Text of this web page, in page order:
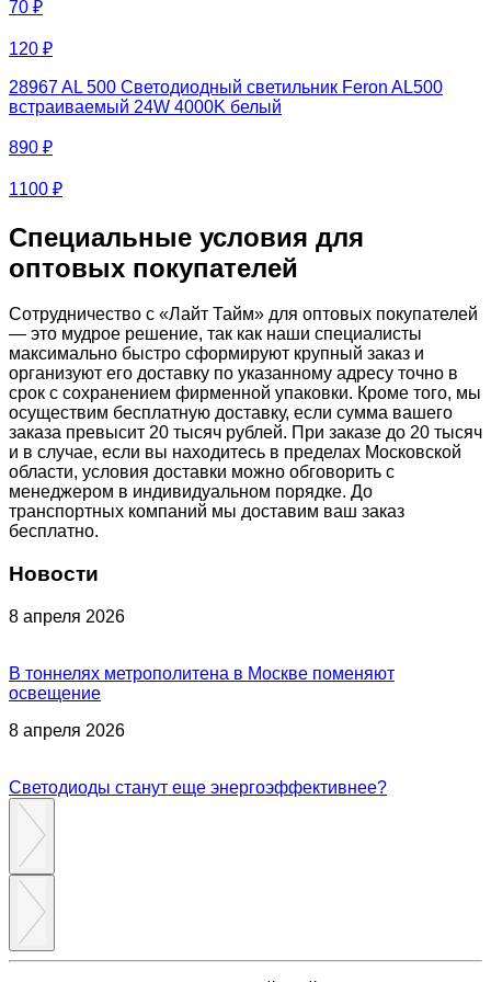
контроллеры
Блоки питания LED влагозащищенные IP 67
Контроллеры для RGB ленты
Аксессуары и комплектующие к аварийному освещению
70 ₽
120 ₽
28967 AL 500 Светодиодный светильник Feron AL500
встраиваемый 24W 4000K белый
890 ₽
1100 ₽
Специальные условия для
оптовых покупателей
Сотрудничество с «Лайт Тайм» для оптовых покупателей
— это мудрое решение, так как наши специалисты
максимально быстро сформируют крупный заказ и
организуют его доставку по указанному адресу точно в
срок с сохранением фирменной упаковки. Кроме того, мы
осуществим бесплатную доставку, если сумма вашего
заказа превысит 20 тысяч рублей. При заказе до 20 тысяч
и в случае, если вы находитесь в пределах Московской
области, условия доставки можно обговорить с
менеджером в индивидуальном порядке. До
транспортных компаний мы доставим ваш заказ
бесплатно.
Новости
8 апреля 2026
В тоннелях метрополитена в Москве поменяют
освещение
8 апреля 2026
Светодиоды станут еще энергоэффективнее?